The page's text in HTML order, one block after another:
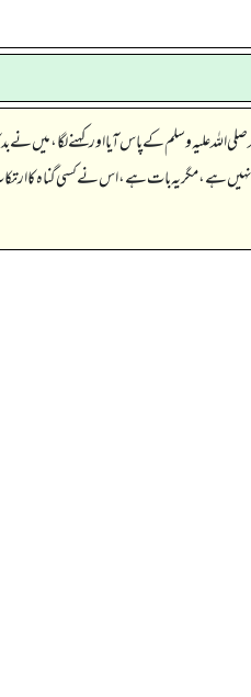
علیہ وسلم کے پاس آیا اور کہنے لگا، میں
نہیں ہے، مگر یہ بات ہے، اس نے کسی گناہ